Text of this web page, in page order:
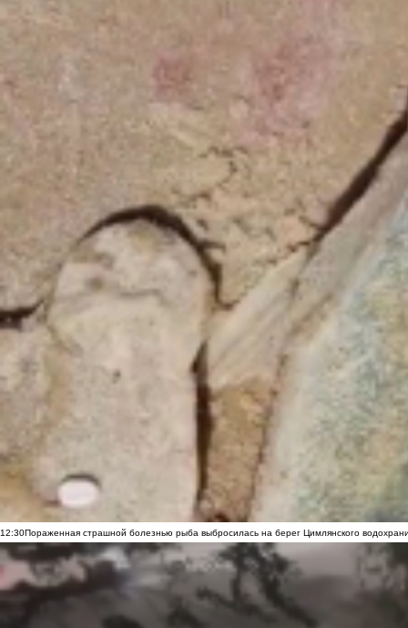
12:30Пораженная страшной болезнью рыба выбросилась на берег Цимлянского